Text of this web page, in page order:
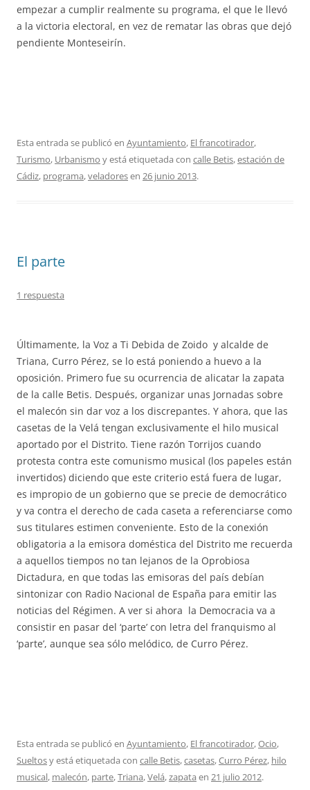
empezar a cumplir realmente su programa, el que le llevó
a la victoria electoral, en vez de rematar las obras que dejó
pendiente Monteseirín.
Esta entrada se publicó en Ayuntamiento, El francotirador,
Turismo, Urbanismo y está etiquetada con calle Betis,estación de
Cádiz, programa,veladoresen 26 junio 2013.
El parte
1 respuesta
Últimamente, la Voz a Ti Debida de Zoido y alcalde de
Triana, Curro Pérez, se lo está poniendo a huevo a la
oposición. Primero fue su ocurrencia de alicatar la zapata
de la calle Betis. Después, organizar unas Jornadas sobre
el malecón sin dar voz a los discrepantes. Y ahora, que las
casetas de la Velá tengan exclusivamente el hilo musical
aportado por el Distrito. Tiene razón Torrijos cuando
protesta contra este comunismo musical (los papeles están
invertidos) diciendo que este criterio está fuera de lugar,
es impropio de un gobierno que se precie de democrático
y va contra el derecho de cada caseta a referenciarse como
sus titulares estimen conveniente. Esto de la conexión
obligatoria a la emisora doméstica del Distrito me recuerda
a aquellos tiempos no tan lejanos de la Oprobiosa
Dictadura, en que todas las emisoras del país debían
sintonizar con Radio Nacional de España para emitir las
noticias del Régimen. A ver si ahora la Democracia va a
consistir en pasar del ‘parte’ con letra del franquismo al
‘parte’, aunque sea sólo melódico, de Curro Pérez.
Esta entrada se publicó en Ayuntamiento, El francotirador,Ocio,
Sueltosy está etiquetada con calle Betis,casetas,Curro Pérez, hilo
musical, malecón, parte,Triana,Velá,zapata en 21 julio 2012.